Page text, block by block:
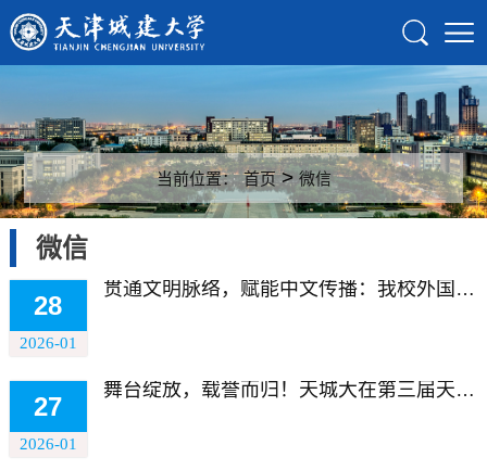
当前位置： 首页>微信
微信
28
2026-01
贯通文明脉络，赋能中文传播：我校外国语学院举办“环球语萃・学术前沿汇”学术大讲堂系列讲座
27
2026-01
舞台绽放，载誉而归！天城大在第三届天津大学生戏剧节喜获佳绩